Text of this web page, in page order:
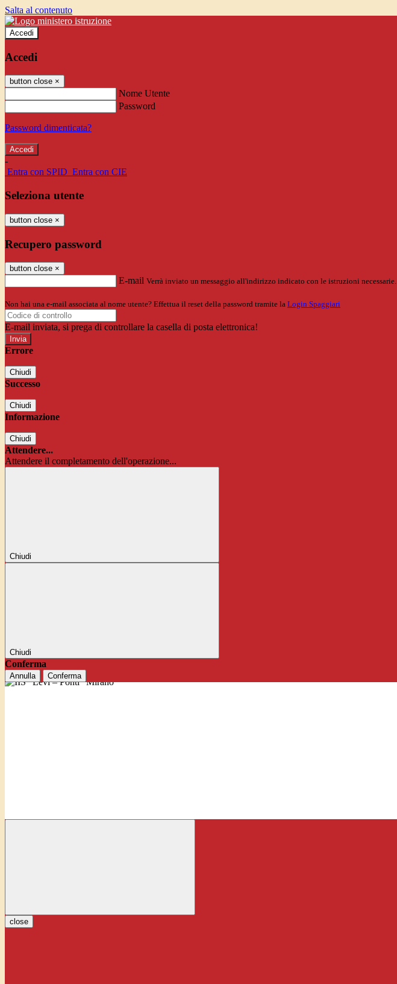
Salta al contenuto
Accedi
Accedi
button close ×
Nome Utente
Password
Password dimenticata?
-
Entra con SPID Entra con CIE
Seleziona utente
button close ×
Recupero password
button close ×
E-mail Verrà inviato un messaggio all'indirizzo indicato con le istruzioni necessarie.
Non hai una e-mail associata al nome utente? Effettua il reset della password tramite la Login Spaggiari
E-mail inviata, si prega di controllare la casella di posta elettronica!
Errore
Chiudi
Successo
Chiudi
Informazione
Chiudi
Attendere...
Attendere il completamento dell'operazione...
Chiudi
Chiudi
Conferma
Annulla Conferma
close